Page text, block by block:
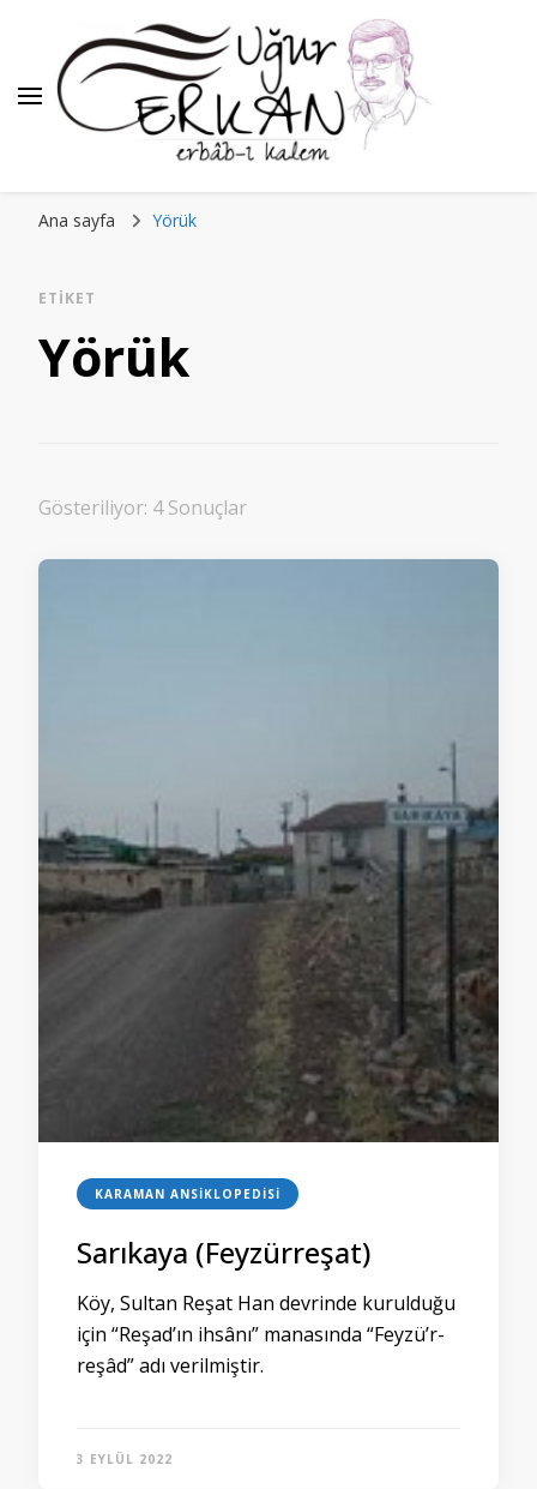
Ana sayfa Yörük
ETIKET
Yörük
Gösteriliyor: 4 Sonuçlar
KARAMAN ANSIKLOPEDISI
Sarıkaya (Feyzürreşat)
Köy, Sultan Reşat Han devrinde kurulduğu
için “Reşad’ın ihsânı” manasında “Feyzü’r-
reşâd” adı verilmiştir.
3 EYLÜL 2022